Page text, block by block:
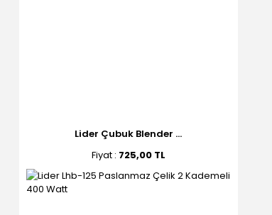
Lider Çubuk Blender ...
Fiyat : 725,00 TL